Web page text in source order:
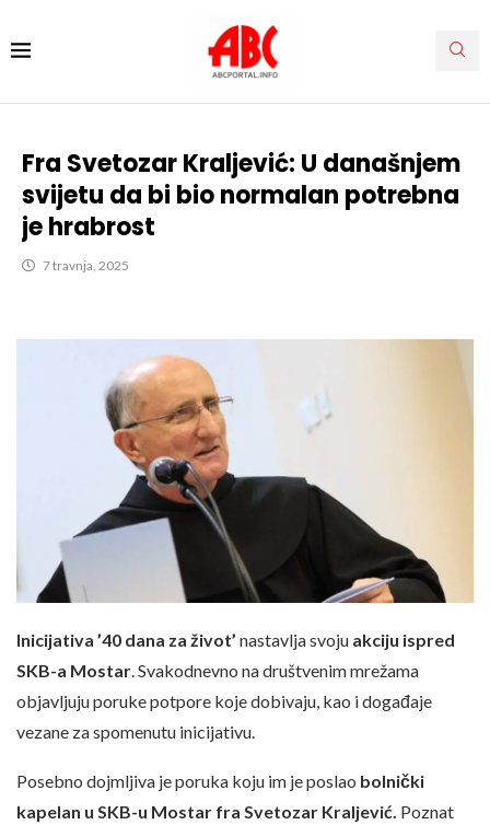
Fra Svetozar Kraljević: U današnjem
svijetu da bi bio normalan potrebna
je hrabrost
7 travnja, 2025
Inicijativa ’40 dana za život’ nastavlja svoju akciju ispred
SKB-a Mostar. Svakodnevno na društvenim mrežama
objavljuju poruke potpore koje dobivaju, kao i događaje
vezane za spomenutu inicijativu.
Posebno dojmljiva je poruka koju im je poslao bolnički
kapelan u SKB-u Mostar fra Svetozar Kraljević. Poznat